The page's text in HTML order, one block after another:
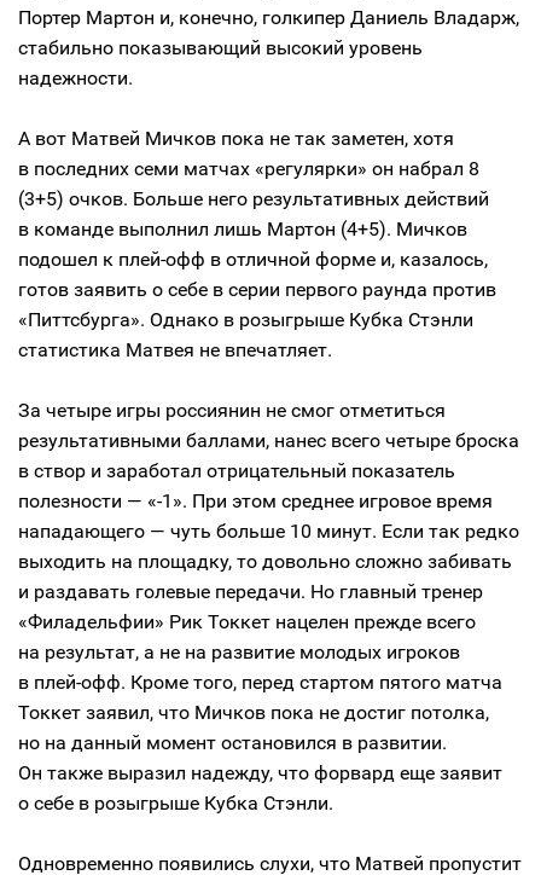
Портер Мартон и, конечно, голкипер Даниель Владарж,
стабильно показывающий высокий уровень
надежности.
А вот Матвей Мичков пока не так заметен, хотя
в последних семи матчах «регулярки» он набрал 8
(3+5) очков. Больше него результативных действий
в команде выполнил лишь Мартон (4+5). Мичков
подошел к плей-офф в отличной форме и, казалось,
готов заявить о себе в серии первого раунда против
«Питтсбурга». Однако в розыгрыше Кубка Стэнли
статистика Матвея не впечатляет.
За четыре игры россиянин не смог отметиться
результативными баллами, нанес всего четыре броска
в створ и заработал отрицательный показатель
полезности — «-1». При этом среднее игровое время
нападающего — чуть больше 10 минут. Если так редко
выходить на площадку, то довольно сложно забивать
и раздавать голевые передачи. Но главный тренер
«Филадельфии» Рик Токкет нацелен прежде всего
на результат, а не на развитие молодых игроков
в плей-офф. Кроме того, перед стартом пятого матча
Токкет заявил, что Мичков пока не достиг потолка,
но на данный момент остановился в развитии.
Он также выразил надежду, что форвард еще заявит
о себе в розыгрыше Кубка Стэнли.
Одновременно появились слухи, что Матвей пропустит